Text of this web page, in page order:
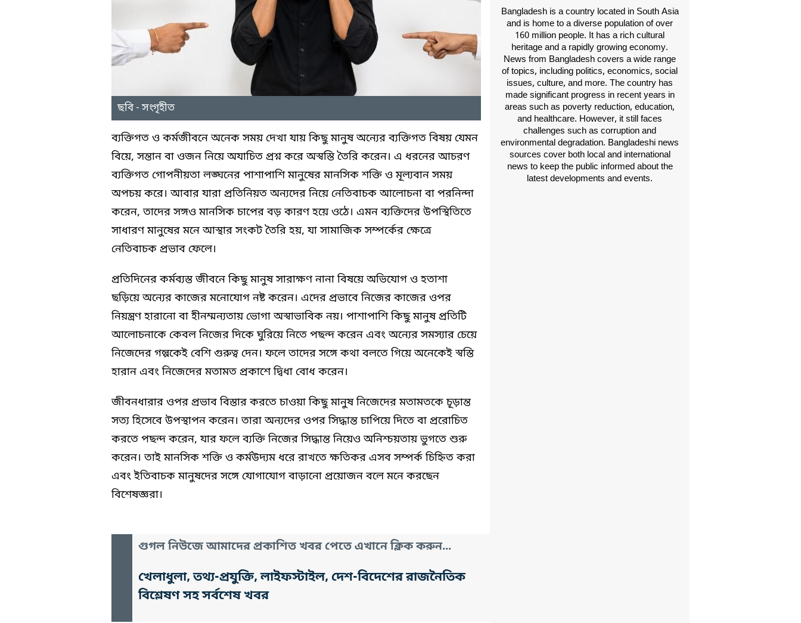
ছবি - সংগৃহীত
ব্যক্তিগত ও কর্মজীবনে অনেক সময় দেখা যায় কিছু মানুষ অন্যের ব্যক্তিগত বিষয় যেমন
বিয়ে, সন্তান বা ওজন নিয়ে অযাচিত প্রশ্ন করে অস্বস্তি তৈরি করেন। এ ধরনের আচরণ
ব্যক্তিগত গোপনীয়তা লঙ্ঘনের পাশাপাশি মানুষের মানসিক শক্তি ও মূল্যবান সময়
অপচয় করে। আবার যারা প্রতিনিয়ত অন্যদের নিয়ে নেতিবাচক আলোচনা বা পরনিন্দা
করেন, তাদের সঙ্গও মানসিক চাপের বড় কারণ হয়ে ওঠে। এমন ব্যক্তিদের উপস্থিতিতে
সাধারণ মানুষের মনে আস্থার সংকট তৈরি হয়, যা সামাজিক সম্পর্কের ক্ষেত্রে
নেতিবাচক প্রভাব ফেলে।
প্রতিদিনের কর্মব্যস্ত জীবনে কিছু মানুষ সারাক্ষণ নানা বিষয়ে অভিযোগ ও হতাশা
ছড়িয়ে অন্যের কাজের মনোযোগ নষ্ট করেন। এদের প্রভাবে নিজের কাজের ওপর
নিয়ন্ত্রণ হারানো বা হীনম্মন্যতায় ভোগা অস্বাভাবিক নয়। পাশাপাশি কিছু মানুষ প্রতিটি
আলোচনাকে কেবল নিজের দিকে ঘুরিয়ে নিতে পছন্দ করেন এবং অন্যের সমস্যার চেয়ে
নিজেদের গল্পকেই বেশি গুরুত্ব দেন। ফলে তাদের সঙ্গে কথা বলতে গিয়ে অনেকেই স্বস্তি
হারান এবং নিজেদের মতামত প্রকাশে দ্বিধা বোধ করেন।
জীবনধারার ওপর প্রভাব বিস্তার করতে চাওয়া কিছু মানুষ নিজেদের মতামতকে চূড়ান্ত
সত্য হিসেবে উপস্থাপন করেন। তারা অন্যদের ওপর সিদ্ধান্ত চাপিয়ে দিতে বা প্ররোচিত
করতে পছন্দ করেন, যার ফলে ব্যক্তি নিজের সিদ্ধান্ত নিয়েও অনিশ্চয়তায় ভুগতে শুরু
করেন। তাই মানসিক শক্তি ও কর্মউদ্যম ধরে রাখতে ক্ষতিকর এসব সম্পর্ক চিহ্নিত করা
এবং ইতিবাচক মানুষদের সঙ্গে যোগাযোগ বাড়ানো প্রয়োজন বলে মনে করছেন
বিশেষজ্ঞরা।
গুগল নিউজে আমাদের প্রকাশিত খবর পেতে এখানে ক্লিক করুন...
খেলাধুলা, তথ্য-প্রযুক্তি, লাইফস্টাইল, দেশ-বিদেশের রাজনৈতিক
বিশ্লেষণ সহ সর্বশেষ খবর
Bangladesh is a country located in South Asia
and is home to a diverse population of over
160 million people. It has a rich cultural
heritage and a rapidly growing economy.
News from Bangladesh covers a wide range
of topics, including politics, economics, social
issues, culture, and more. The country has
made significant progress in recent years in
areas such as poverty reduction, education,
and healthcare. However, it still faces
challenges such as corruption and
environmental degradation. Bangladeshi news
sources cover both local and international
news to keep the public informed about the
latest developments and events.